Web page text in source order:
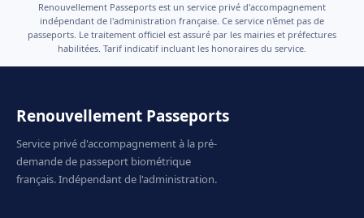
Renouvellement Passeports est un service privé d'accompagnement
indépendant de l'administration française. Ce service n'émet pas de
passeports. Le traitement officiel est assuré par les mairies et préfectures
habilitées. Tarif indicatif incluant les honoraires du service.
Renouvellement Passeports
Service privé d'accompagnement à la pré-
demande de passeport biométrique
français. Indépendant de l'administration.